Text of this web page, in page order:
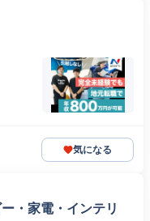
気になる
・家電・インテリ